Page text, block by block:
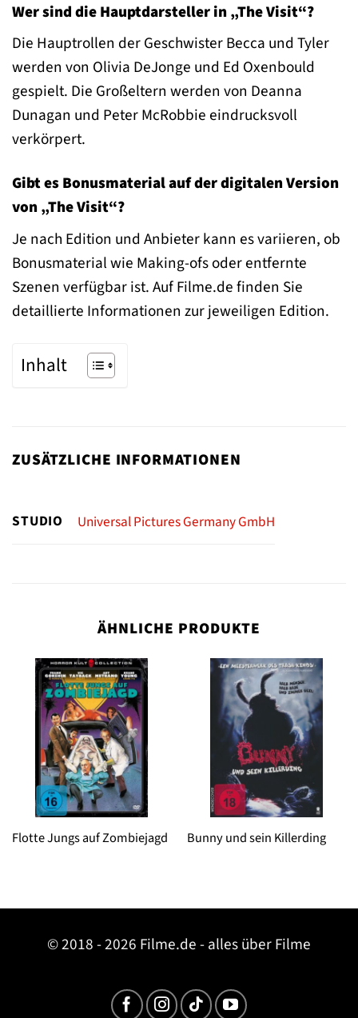
Wer sind die Hauptdarsteller in „The Visit“?
Die Hauptrollen der Geschwister Becca und Tyler
werden von Olivia DeJonge und Ed Oxenbould
gespielt. Die Großeltern werden von Deanna
Dunagan und Peter McRobbie eindrucksvoll
verkörpert.
Gibt es Bonusmaterial auf der digitalen Version
von „The Visit“?
Je nach Edition und Anbieter kann es variieren, ob
Bonusmaterial wie Making-ofs oder entfernte
Szenen verfügbar ist. Auf Filme.de finden Sie
detaillierte Informationen zur jeweiligen Edition.
Inhalt
ZUSÄTZLICHE INFORMATIONEN
STUDIO Universal Pictures Germany GmbH
ÄHNLICHE PRODUKTE
Flotte Jungs auf Zombiejagd Bunny und sein Killerding
© 2018 - 2026 Filme.de - alles über Filme